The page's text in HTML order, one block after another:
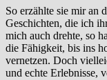
So erzählte sie mir an
Geschichten, die ich
mich auch drehte, so
die Fähigkeit, bis ins
vernetzen. Doch
und echte Erlebnisse,